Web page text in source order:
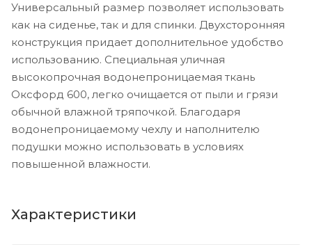
Универсальный размер позволяет использовать
как на сиденье, так и для спинки. Двухсторонняя
конструкция придает дополнительное удобство
использованию. Специальная уличная
высокопрочная водонепроницаемая ткань
Оксфорд 600, легко очищается от пыли и грязи
обычной влажной тряпочкой. Благодаря
водонепроницаемому чехлу и наполнителю
подушки можно использовать в условиях
повышенной влажности.
Характеристики